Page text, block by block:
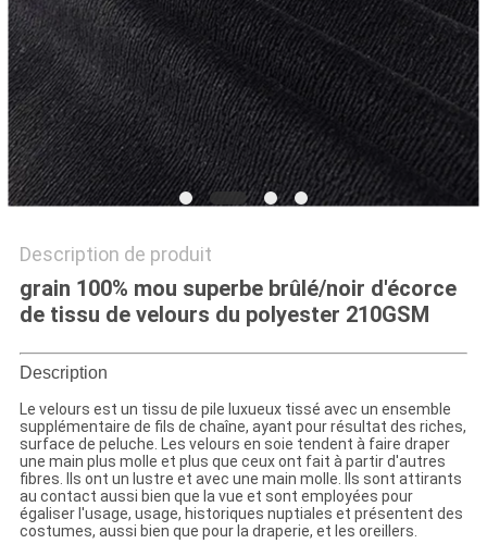
PLAN
DU
SITE
PRIVACY
POLICY
Description de produit
grain 100% mou superbe brûlé/noir d'écorce
de tissu de velours du polyester 210GSM
Description
Le velours est un tissu de pile luxueux tissé avec un ensemble
supplémentaire de fils de chaîne, ayant pour résultat des riches,
surface de peluche. Les velours en soie tendent à faire draper
une main plus molle et plus que ceux ont fait à partir d'autres
fibres. Ils ont un lustre et avec une main molle. Ils sont attirants
au contact aussi bien que la vue et sont employées pour
égaliser l'usage, usage, historiques nuptiales et présentent des
costumes, aussi bien que pour la draperie, et les oreillers.